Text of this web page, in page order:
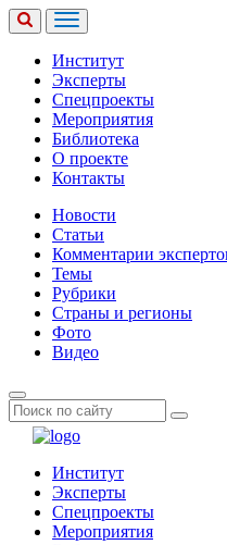
Институт
Эксперты
Спецпроекты
Мероприятия
Библиотека
О проекте
Контакты
Новости
Статьи
Комментарии
Темы
Рубрики
Страны и регионы
Фото
Видео
Институт
Эксперты
Спецпроекты
Мероприятия